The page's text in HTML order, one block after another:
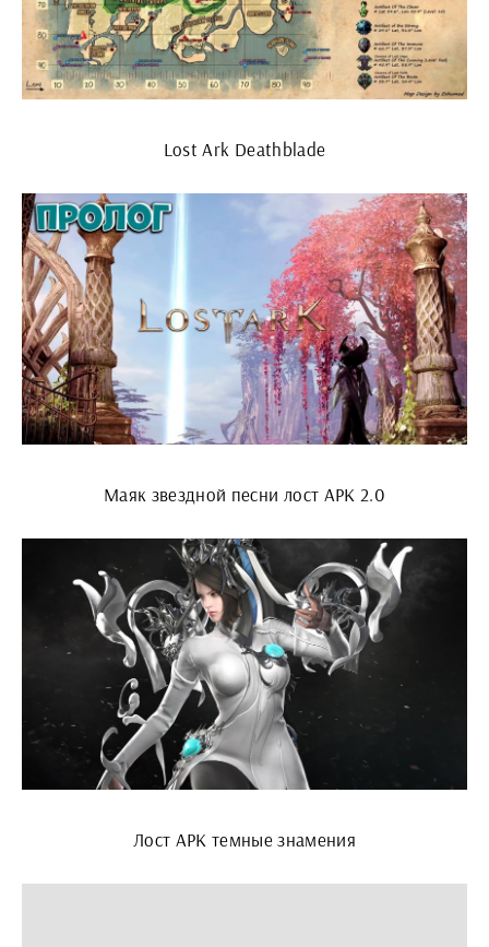
Lost Ark Deathblade
Маяк звездной песни лост АРК 2.0
Лост АРК темные знамения